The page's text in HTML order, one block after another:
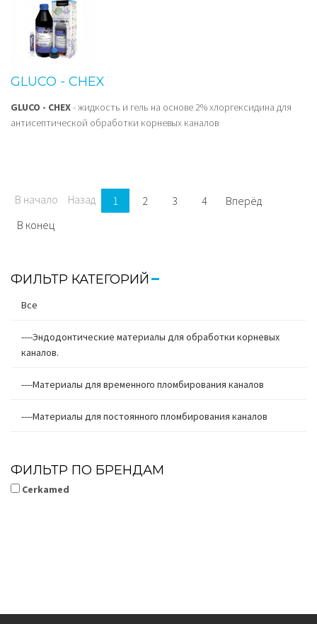
GLUCO - CHEX
GLUCO - CHEX- жидкость и гель на основе 2% хлоргексидина для
антисептической обработки корневых каналов
В начало Назад 1 2 3 4
Вперёд
В конец
ФИЛЬТР КАТЕГОРИЙ
Все
----Эндодонтические материалы для обработки корневых
каналов.
----Материалы для временного пломбирования каналов
----Материалы для постоянного пломбирования каналов
ФИЛЬТР ПО БРЕНДАМ
Cerkamed